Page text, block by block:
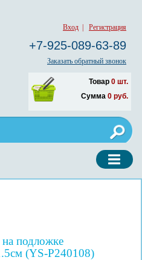
Вход Регистрация
+7-925-089-63-89
Заказать обратный звонок
Товар 0 шт.
Сумма 0 руб.
на подложке
(YS-P240108)